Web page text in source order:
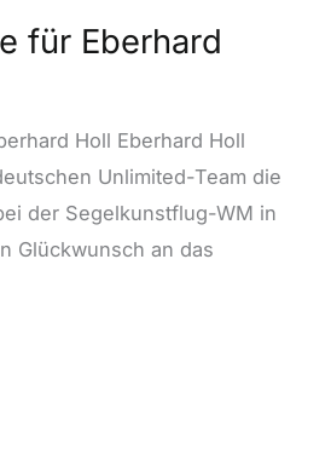
für Eberhard
Holl Eberhard Holl
Unlimited-Team die
der Segelkunstflug-WM in
Glückwunsch an das